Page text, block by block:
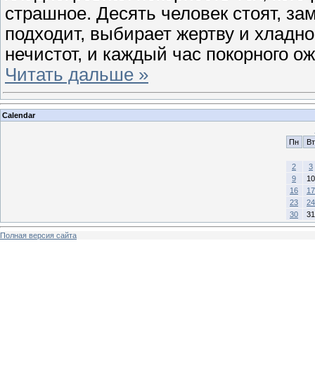
страшное. Десять человек стоят,
подходит, выбирает жертву и
нечистот, и каждый час покорного
Читать дальше »
Calendar
Пн
Вт
2
3
9
10
16
17
23
24
30
31
Полная версия сайта